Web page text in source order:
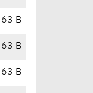
63 B
63 B
63 B